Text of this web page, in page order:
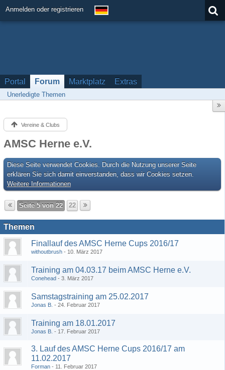
Anmelden oder registrieren
Portal Forum Marktplatz Extras
Unerledigte Themen
Vereine & Clubs
AMSC Herne e.V.
Diese Seite verwendet Cookies. Durch die Nutzung unserer Seite
erklären Sie sich damit einverstanden, dass wir Cookies setzen.
Weitere Informationen
Seite 5 von 22 22
Themen
Finallauf des AMSC Herne Cups 2016/17
withoutbrush 10. März 2017
Training am 04.03.17 beim AMSC Herne e.V.
Conehead 3. März 2017
Samstagstraining am 25.02.2017
Jonas B. 24. Februar 2017
Training am 18.01.2017
Jonas B. 17. Februar 2017
3. Lauf des AMSC Herne Cups 2016/17 am
11.02.2017
Forman 11. Februar 2017